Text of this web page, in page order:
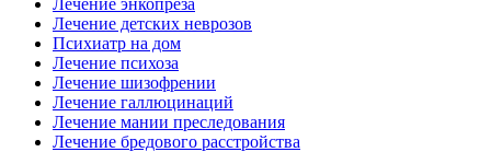
Лечение энкопреза
Лечение детских неврозов
Психиатр на дом
Лечение психоза
Лечение шизофрении
Лечение галлюцинаций
Лечение мании преследования
Лечение бредового расстройства